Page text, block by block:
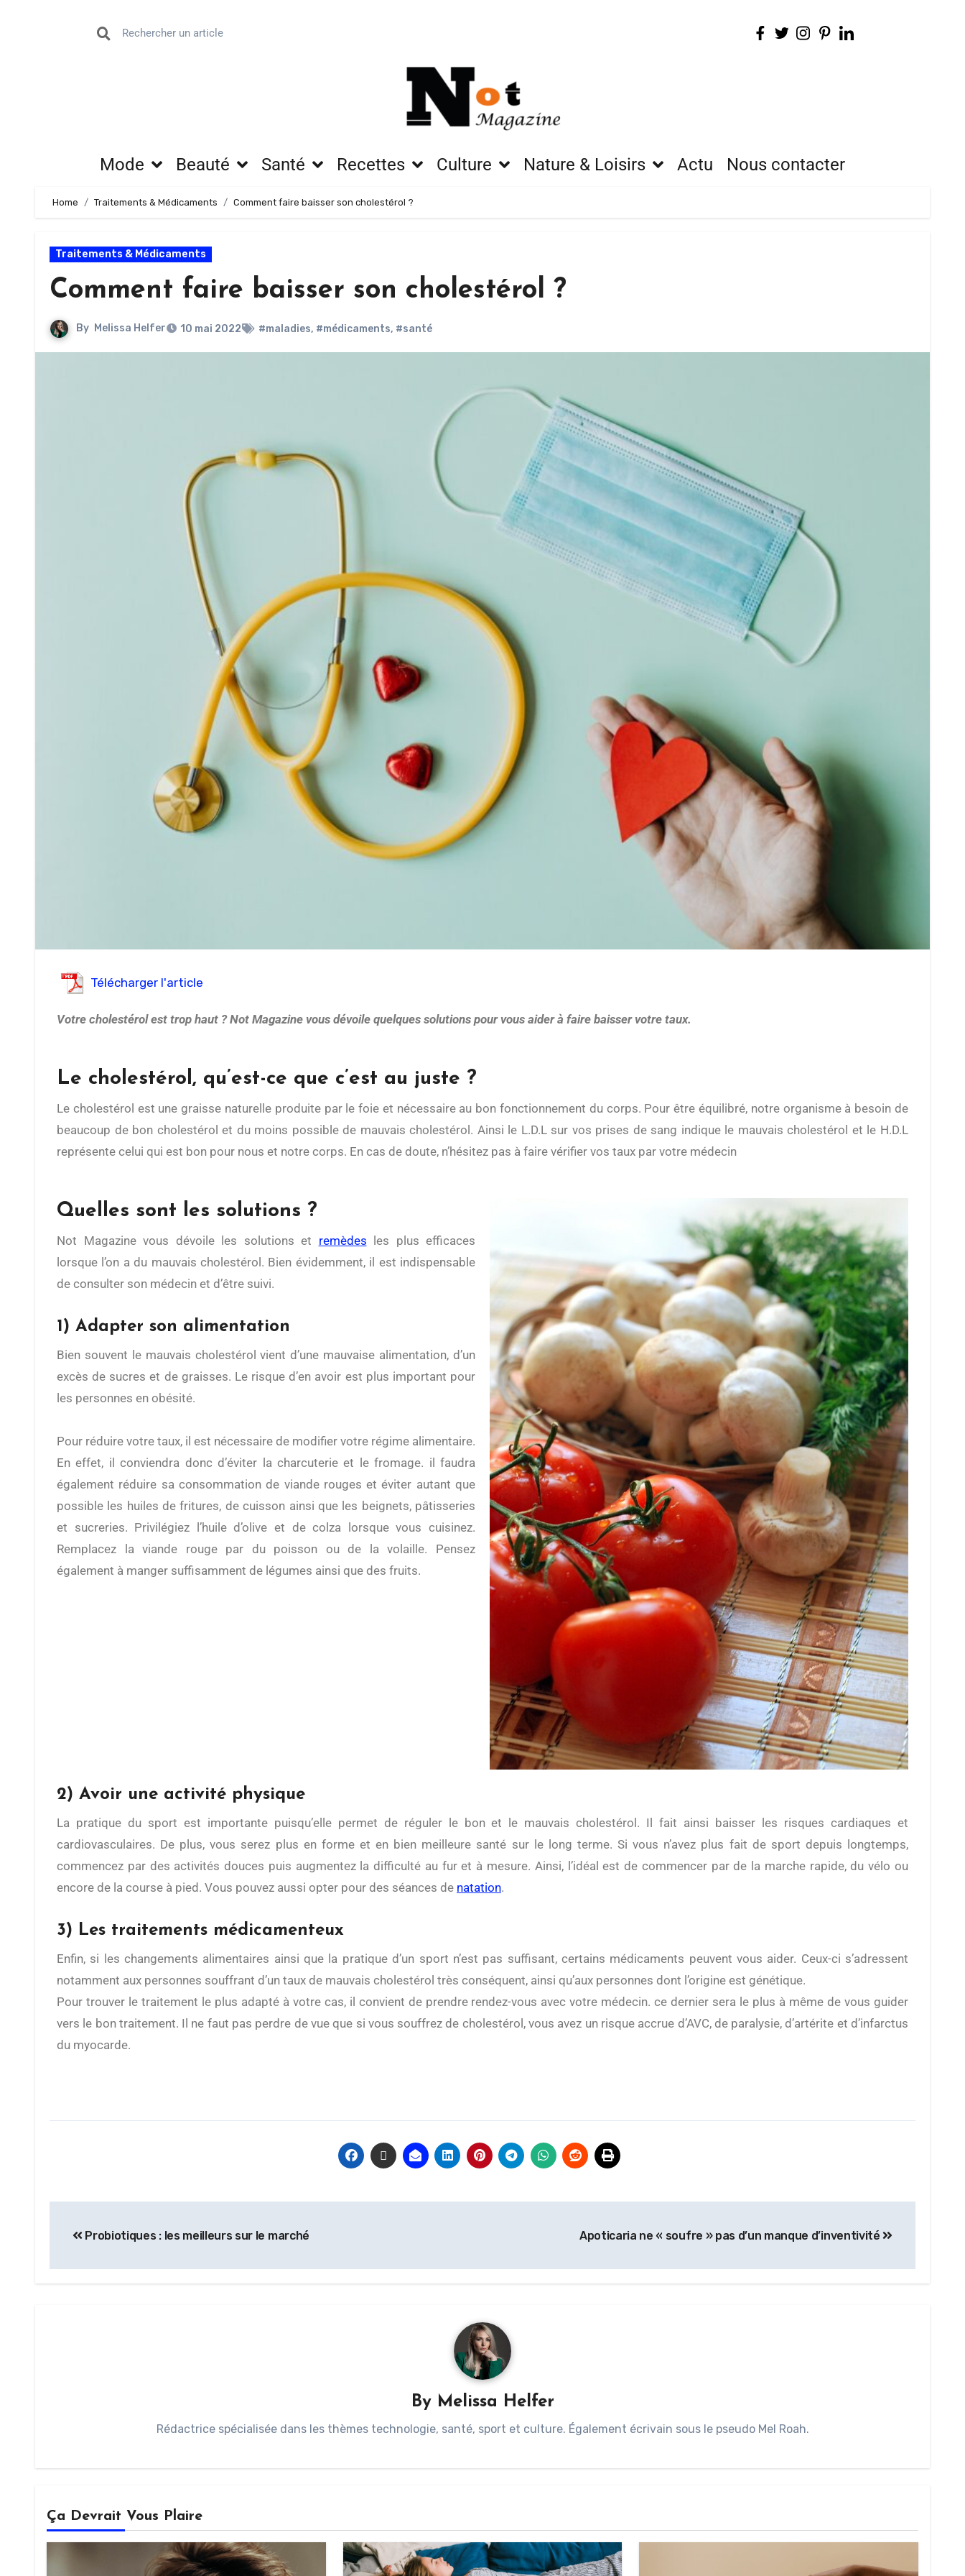
Mode Beauté Santé Recettes Culture Nature & Loisirs Actu Nous contacter
Home Traitements & Médicaments Comment faire baisser son cholestérol ?
Traitements & Médicaments
Comment faire baisser son cholestérol ?
By Melissa Helfer 10 mai 2022 #maladies, #médicaments, #santé
Télécharger l'article
Votre cholestérol est trop haut ? Not Magazine vous dévoile quelques solutions pour vous aider à faire baisser votre taux.
Le cholestérol, qu’est-ce que c’est au juste ?
Le cholestérol est une graisse naturelle produite par le foie et nécessaire au bon fonctionnement du corps. Pour être équilibré, notre organisme à besoin de
beaucoup de bon cholestérol et du moins possible de mauvais cholestérol. Ainsi le L.D.L sur vos prises de sang indique le mauvais cholestérol et le H.D.L
représente celui qui est bon pour nous et notre corps. En cas de doute, n’hésitez pas à faire vérifier vos taux par votre médecin
Quelles sont les solutions ?
Not Magazine vous dévoile les solutions et remèdes les plus efficaces
lorsque l’on a du mauvais cholestérol. Bien évidemment, il est indispensable
de consulter son médecin et d’être suivi.
1) Adapter son alimentation
Bien souvent le mauvais cholestérol vient d’une mauvaise alimentation, d’un
excès de sucres et de graisses. Le risque d’en avoir est plus important pour
les personnes en obésité.
Pour réduire votre taux, il est nécessaire de modifier votre régime alimentaire.
En effet, il conviendra donc d’éviter la charcuterie et le fromage. il faudra
également réduire sa consommation de viande rouges et éviter autant que
possible les huiles de fritures, de cuisson ainsi que les beignets, pâtisseries
et sucreries. Privilégiez l’huile d’olive et de colza lorsque vous cuisinez.
Remplacez la viande rouge par du poisson ou de la volaille. Pensez
également à manger suffisamment de légumes ainsi que des fruits.
2) Avoir une activité physique
La pratique du sport est importante puisqu’elle permet de réguler le bon et le mauvais cholestérol. Il fait ainsi baisser les risques cardiaques et
cardiovasculaires. De plus, vous serez plus en forme et en bien meilleure santé sur le long terme. Si vous n’avez plus fait de sport depuis longtemps,
commencez par des activités douces puis augmentez la difficulté au fur et à mesure. Ainsi, l’idéal est de commencer par de la marche rapide, du vélo ou
encore de la course à pied. Vous pouvez aussi opter pour des séances de natation.
3) Les traitements médicamenteux
Enfin, si les changements alimentaires ainsi que la pratique d’un sport n’est pas suffisant, certains médicaments peuvent vous aider. Ceux-ci s’adressent
notamment aux personnes souffrant d’un taux de mauvais cholestérol très conséquent, ainsi qu’aux personnes dont l’origine est génétique.
Pour trouver le traitement le plus adapté à votre cas, il convient de prendre rendez-vous avec votre médecin. ce dernier sera le plus à même de vous guider
vers le bon traitement. Il ne faut pas perdre de vue que si vous souffrez de cholestérol, vous avez un risque accrue d’AVC, de paralysie, d’artérite et d’infarctus
du myocarde.
Probiotiques : les meilleurs sur le marché Apoticaria ne « soufre » pas d’un manque d’inventivité
By Melissa Helfer
Rédactrice spécialisée dans les thèmes technologie, santé, sport et culture. Également écrivain sous le pseudo Mel Roah.
Ça Devrait Vous Plaire